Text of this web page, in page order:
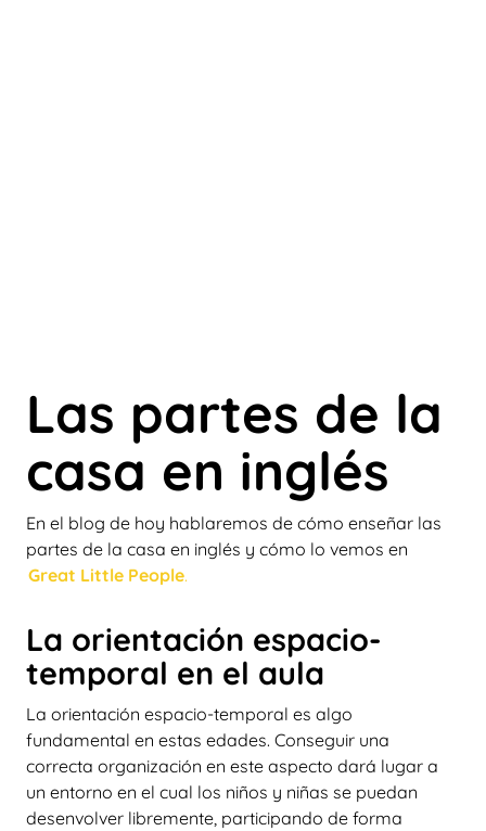
Las partes de la
casa en inglés
En el blog de hoy hablaremos de cómo enseñar las
partes de la casa en inglés y cómo lo vemos en
Great Little People.
La orientación espacio-
temporal en el aula
La orientación espacio-temporal es algo
fundamental en estas edades. Conseguir una
correcta organización en este aspecto dará lugar a
un entorno en el cual los niños y niñas se puedan
desenvolver libremente, participando de forma